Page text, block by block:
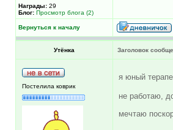
Награды: 29
Блог: Просмотр блога (2)
Вернуться к началу
Утёнка Заголовок
Постелила коврик
я юный
не работаю,
мечтаю